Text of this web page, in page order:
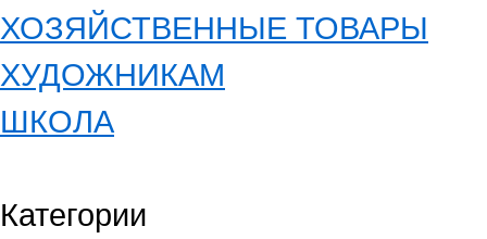
ХОЗЯЙСТВЕННЫЕ ТОВАРЫ
ХУДОЖНИКАМ
ШКОЛА
Категории